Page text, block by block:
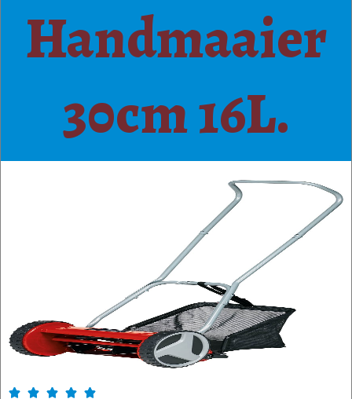
Handmaaier
30cm 16L.
    